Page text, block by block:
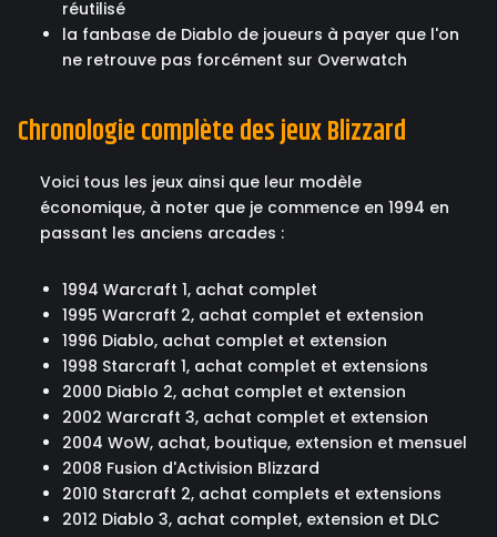
réutilisé
la fanbase de Diablo de joueurs à payer que l'on
ne retrouve pas forcément sur Overwatch
Chronologie complète des jeux Blizzard
Voici tous les jeux ainsi que leur modèle
économique, à noter que je commence en 1994 en
passant les anciens arcades :
1994 Warcraft 1, achat complet
1995 Warcraft 2, achat complet et extension
1996 Diablo, achat complet et extension
1998 Starcraft 1, achat complet et extensions
2000 Diablo 2, achat complet et extension
2002 Warcraft 3, achat complet et extension
2004 WoW, achat, boutique, extension et mensuel
2008 Fusion d'Activision Blizzard
2010 Starcraft 2, achat complets et extensions
2012 Diablo 3, achat complet, extension et DLC